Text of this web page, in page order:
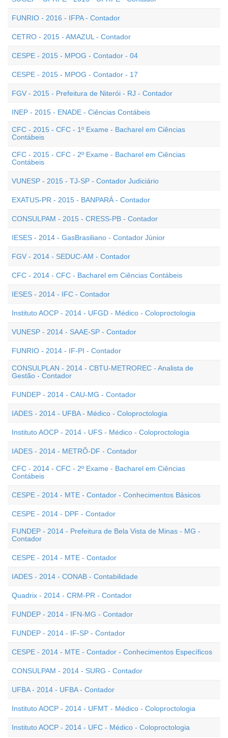
FUNRIO - 2016 - IFPA - Contador
CETRO - 2015 - AMAZUL - Contador
CESPE - 2015 - MPOG - Contador - 04
CESPE - 2015 - MPOG - Contador - 17
FGV - 2015 - Prefeitura de Niterói - RJ - Contador
INEP - 2015 - ENADE - Ciências Contábeis
CFC - 2015 - CFC - 1º Exame - Bacharel em Ciências
Contábeis
CFC - 2015 - CFC - 2º Exame - Bacharel em Ciências
Contábeis
VUNESP - 2015 - TJ-SP - Contador Judiciário
EXATUS-PR - 2015 - BANPARÁ - Contador
CONSULPAM - 2015 - CRESS-PB - Contador
IESES - 2014 - GasBrasiliano - Contador Júnior
FGV - 2014 - SEDUC-AM - Contador
CFC - 2014 - CFC - Bacharel em Ciências Contábeis
IESES - 2014 - IFC - Contador
Instituto AOCP - 2014 - UFGD - Médico - Coloproctologia
VUNESP - 2014 - SAAE-SP - Contador
FUNRIO - 2014 - IF-PI - Contador
CONSULPLAN - 2014 - CBTU-METROREC - Analista de
Gestão - Contador
FUNDEP - 2014 - CAU-MG - Contador
IADES - 2014 - UFBA - Médico - Coloproctologia
Instituto AOCP - 2014 - UFS - Médico - Coloproctologia
IADES - 2014 - METRÔ-DF - Contador
CFC - 2014 - CFC - 2º Exame - Bacharel em Ciências
Contábeis
CESPE - 2014 - MTE - Contador - Conhecimentos Básicos
CESPE - 2014 - DPF - Contador
FUNDEP - 2014 - Prefeitura de Bela Vista de Minas - MG -
Contador
CESPE - 2014 - MTE - Contador
IADES - 2014 - CONAB - Contabilidade
Quadrix - 2014 - CRM-PR - Contador
FUNDEP - 2014 - IFN-MG - Contador
FUNDEP - 2014 - IF-SP - Contador
CESPE - 2014 - MTE - Contador - Conhecimentos Específicos
CONSULPAM - 2014 - SURG - Contador
UFBA - 2014 - UFBA - Contador
Instituto AOCP - 2014 - UFMT - Médico - Coloproctologia
Instituto AOCP - 2014 - UFC - Médico - Coloproctologia